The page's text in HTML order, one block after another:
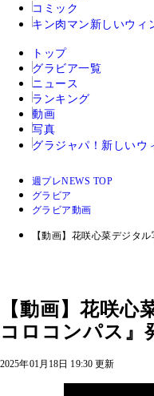
コミック
キン肉マン 新しいウィ
トップ
グラビア一覧
ニュース
ランキング
動画
写真
グラジャパ！ 新しいウ
週プレNEWS TOP
グラビア
グラビア動画
【動画】花咲心菜デジタ
【動画】花咲心
コロコンパス』
2025年01月18日 19:30 更新